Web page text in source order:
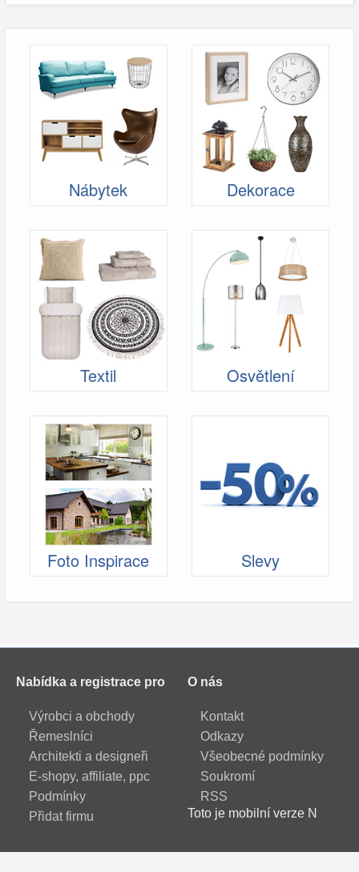
Nábytek Dekorace
Textil Osvětlení
Foto Inspirace Slevy
Nabídka a registrace pro
Výrobci a obchody
Řemeslníci
Architekti a designeři
E-shopy, affiliate, ppc
Podmínky
Přidat firmu
O nás
Kontakt
Odkazy
Všeobecné podmínky
Soukromí
RSS
Toto je mobilní verze N